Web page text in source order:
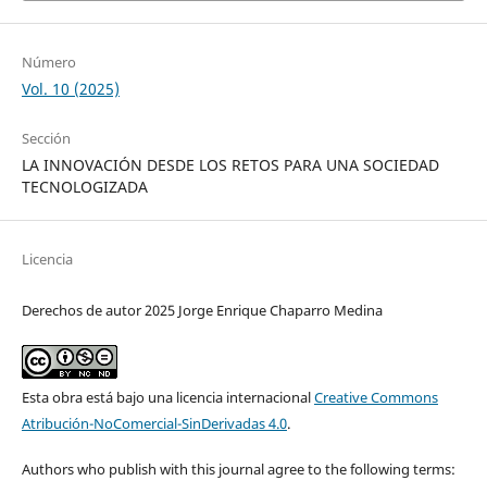
Número
Vol. 10 (2025)
Sección
LA INNOVACIÓN DESDE LOS RETOS PARA UNA SOCIEDAD
TECNOLOGIZADA
Licencia
Derechos de autor 2025 Jorge Enrique Chaparro Medina
Esta obra está bajo una licencia internacionalCreative Commons
Atribución-NoComercial-SinDerivadas 4.0.
Authors who publish with this journal agree to the following terms: